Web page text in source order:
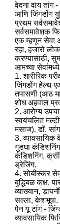
वेदना वाय तांग
आणि जिंगडोंग
प्रथम
सर्वसमावेशक
एक म्हणून सेवा
रहा, हजारो
करण्यासाठी,
आमच्या
1. शारीरिक
जिंगडोंग हेल्थ
तपासणी (आठ
शोध अहवाल
2. आरोग्य
स्वयंचलित
मसाज), डॉ.
3. व्यावसायिक
गुडघा
कंडिशनिंग,
ड्रेजिंग.
4. सोयीस्कर
बुद्धिबळ कक्ष,
व्याख्यान,
सल्ला, केशभूषा.
पेन यू टांग -
व्यावसायिक